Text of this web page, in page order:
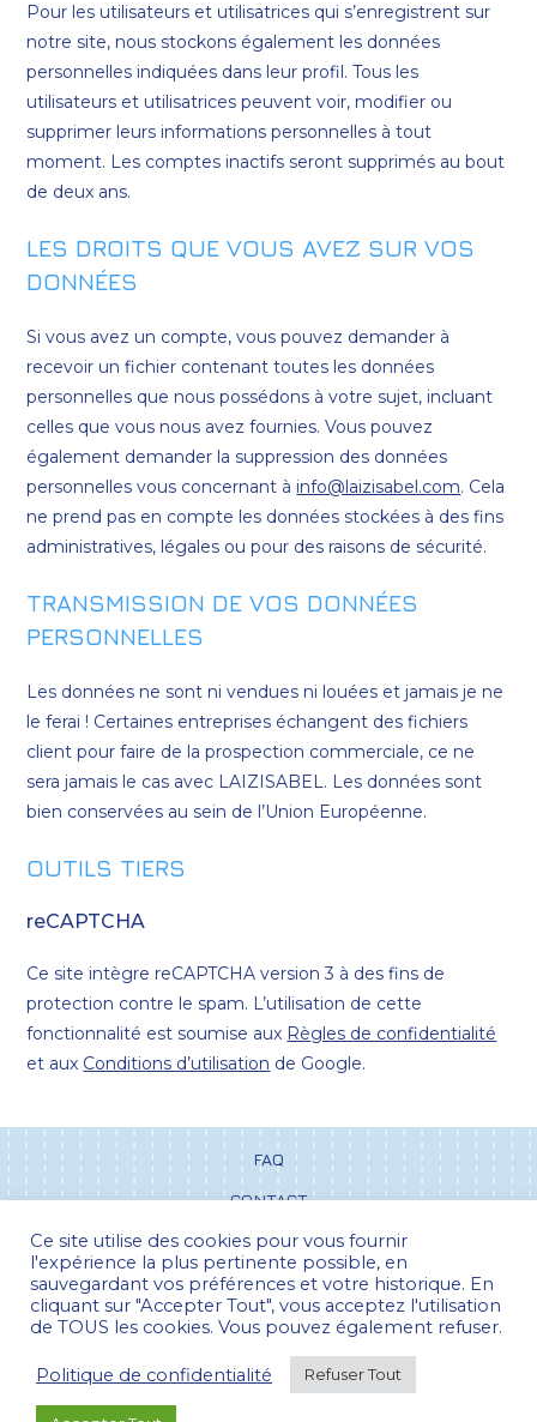
Pour la France métropolitaine, les frais
d'envois sont offerts dès 25 euros d'achats...
Pour les utilisateurs et utilisatrices qui s’enregistrent sur
notre site, nous stockons également les données
personnelles indiquées dans leur profil. Tous les
utilisateurs et utilisatrices peuvent voir, modifier ou
supprimer leurs informations personnelles à tout
moment. Les comptes inactifs seront supprimés au bout
de deux ans.
LES DROITS QUE VOUS AVEZ SUR VOS
DONNÉES
Si vous avez un compte, vous pouvez demander à
recevoir un fichier contenant toutes les données
personnelles que nous possédons à votre sujet, incluant
celles que vous nous avez fournies. Vous pouvez
également demander la suppression des données
personnelles vous concernant à info@laizisabel.com. Cela
ne prend pas en compte les données stockées à des fins
administratives, légales ou pour des raisons de sécurité.
TRANSMISSION DE VOS DONNÉES
PERSONNELLES
Les données ne sont ni vendues ni louées et jamais je ne
le ferai ! Certaines entreprises échangent des fichiers
client pour faire de la prospection commerciale, ce ne
sera jamais le cas avec LAIZISABEL. Les données sont
bien conservées au sein de l’Union Européenne.
OUTILS TIERS
reCAPTCHA
Ce site intègre reCAPTCHA version 3 à des fins de
protection contre le spam. L’utilisation de cette
fonctionnalité est soumise aux Règles de confidentialité
et aux Conditions d’utilisation de Google.
FAQ
CONTACT
CGV
POLITIQUE DE CONFIDENTIALITÉ
Paiement 100% sécurisé
Ce site utilise des cookies pour vous fournir
l'expérience la plus pertinente possible, en
sauvegardant vos préférences et votre historique. En
cliquant sur "Accepter Tout", vous acceptez l'utilisation
de TOUS les cookies. Vous pouvez également refuser.
Politique de confidentialité Refuser Tout